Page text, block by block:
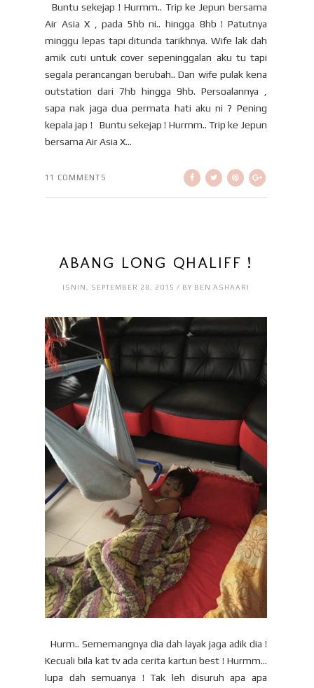
Buntu sekejap ! Hurmm.. Trip ke Jepun bersama
Air Asia X , pada 5hb ni.. hingga 8hb ! Patutnya
minggu lepas tapi ditunda tarikhnya. Wife lak dah
amik cuti untuk cover sepeninggalan aku tu tapi
segala perancangan berubah.. Dan wife pulak kena
outstation dari 7hb hingga 9hb. Persoalannya ,
sapa nak jaga dua permata hati aku ni ? Pening
kepala jap ! Buntu sekejap ! Hurmm.. Trip ke Jepun
bersama Air Asia X...
11 COMMENTS
ABANG LONG QHALIFF !
ISNIN, SEPTEMBER 28, 2015 / BY BEN ASHAARI
Hurm.. Sememangnya dia dah layak jaga adik dia !
Kecuali bila kat tv ada cerita kartun best ! Hurmm…
lupa dah semuanya ! Tak leh disuruh apa apa